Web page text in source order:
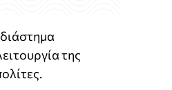
της